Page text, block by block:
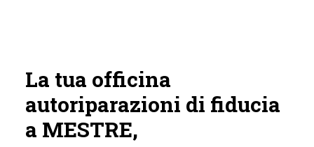
La tua officina
autoriparazioni di fiducia
a MESTRE,